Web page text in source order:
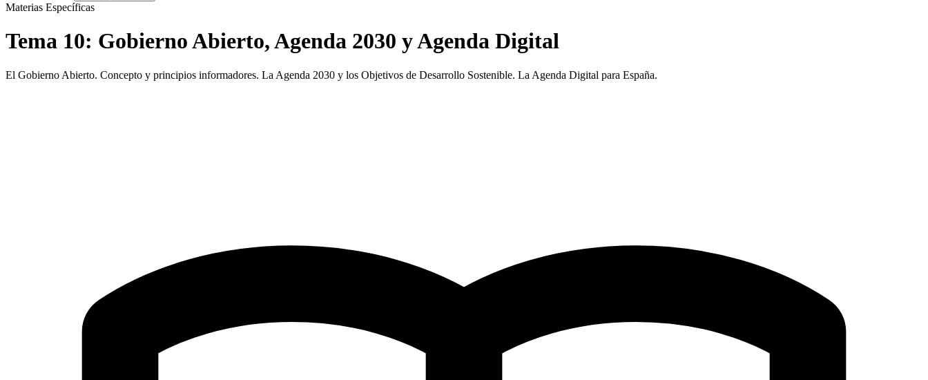
Materias Específicas
Tema 10: Gobierno Abierto, Agenda 2030 y Agenda Digital
El Gobierno Abierto. Concepto y principios informadores. La Agenda 2030 y los Objetivos de Desarrollo Sostenible. La Agenda Digital para España.